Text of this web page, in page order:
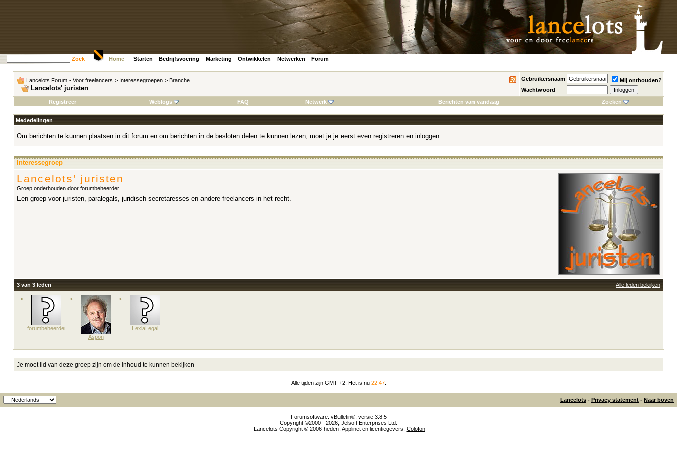
Zoek Home Starten Bedrijfsvoering Marketing Ontwikkelen Netwerken Forum
Lancelots Forum - Voor freelancers > Interessegroepen > Branche
Lancelots' juristen
Gebruikersnaam
Mij onthouden?
Wachtwoord
Registreer
Weblogs FAQ Netwerk Berichten van vandaag Zoeken
Mededelingen
Om berichten te kunnen plaatsen in dit forum en om berichten in de besloten delen te kunnen lezen, moet je je eerst even registreren en inloggen.
Interessegroep
Lancelots' juristen
Groep onderhouden door forumbeheerder
Een groep voor juristen, paralegals, juridisch secretaresses en andere freelancers in het recht.
Alle leden bekijken
3 van 3 leden
forumbeheerder
Aspon
LexiaLegal
Je moet lid van deze groep zijn om de inhoud te kunnen bekijken
Alle tijden zijn GMT +2. Het is nu 22:47.
Lancelots - Privacy statement - Naar boven
Forumsoftware: vBulletin®, versie 3.8.5
Copyright ©2000 - 2026, Jelsoft Enterprises Ltd.
Lancelots Copyright © 2006-heden, Applinet en licentiegevers, Colofon